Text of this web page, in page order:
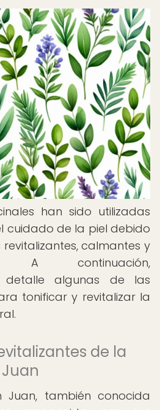
han sido utilizadas
cuidado de la piel debido
calmantes y
A continuación,
detalle algunas de las
tonificar y revitalizar la
de la
Juan, también conocida